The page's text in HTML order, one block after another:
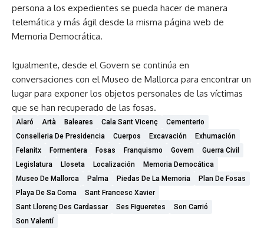
persona a los expedientes se pueda hacer de manera
telemática y más ágil desde la misma página web de
Memoria Democrática.
Igualmente, desde el Govern se continúa en
conversaciones con el Museo de Mallorca para encontrar un
lugar para exponer los objetos personales de las víctimas
que se han recuperado de las fosas.
Alaró Artà Baleares Cala Sant Vicenç
Cementerio
Conselleria De Presidencia
Cuerpos Excavación
Exhumación
Felanitx
Formentera Fosas Franquismo Govern
Guerra Civil
Legislatura
Lloseta Localización
Memoria Democática
Museo De Mallorca
Palma Piedas De La Memoria
Plan De Fosas
Playa De Sa Coma
Sant Francesc Xavier
Sant Llorenç Des Cardassar
Ses Figueretes
Son Carrió
Son Valentí